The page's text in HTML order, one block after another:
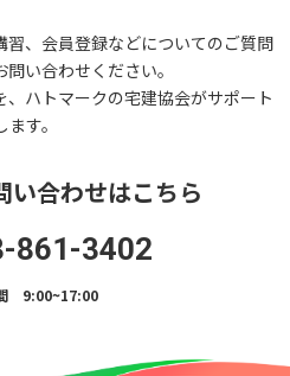
、会員登録などについてのご質問
い合わせください。
ハトマークの宅建協会がサポート
ます。
い合わせはこちら
861-3402
9:00~17:00